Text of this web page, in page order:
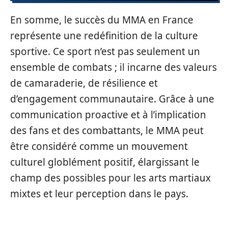
En somme, le succès du MMA en France
représente une redéfinition de la culture
sportive. Ce sport n’est pas seulement un
ensemble de combats ; il incarne des valeurs
de camaraderie, de résilience et
d’engagement communautaire. Grâce à une
communication proactive et à l’implication
des fans et des combattants, le MMA peut
être considéré comme un mouvement
culturel globlément positif, élargissant le
champ des possibles pour les arts martiaux
mixtes et leur perception dans le pays.